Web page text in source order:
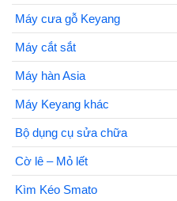
Máy cưa gỗ Keyang
Máy cắt sắt
Máy hàn Asia
Máy Keyang khác
Bộ dụng cụ sửa chữa
Cờ lê – Mỏ lết
Kìm Kéo Smato